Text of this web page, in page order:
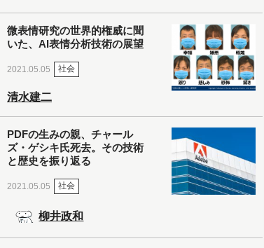
微表情研究の世界的権威に聞
いた、AI表情分析技術の展望
2021.05.05 社会
清水建二
PDFの生みの親、チャール
ズ・ゲシキ氏死去。その技術
と歴史を振り返る
2021.05.05 社会
柳井政和